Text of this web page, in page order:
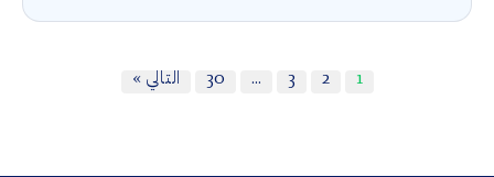
1
2
3
…
30 التالي »